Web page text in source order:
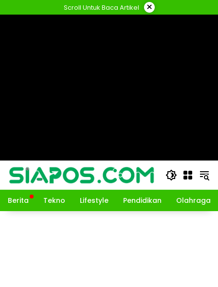
ke
Scroll Untuk Baca Artikel ×
Berita Tekno Lifestyle Pendidikan Olahraga